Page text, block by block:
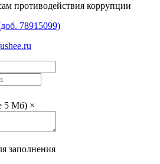
противодействия коррупции
78915099)
5 Мб) ×
заполнения